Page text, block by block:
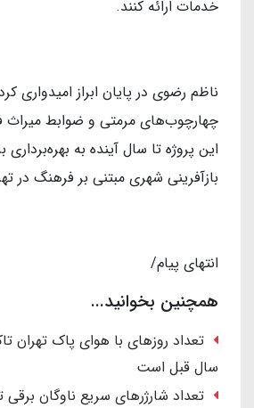
خدمات ارائه کنند.
ناظم رضوی در پایان ابراز امیدواری
چهارچوب‌های مرمتی و ضوابط میراث
این پروژه تا سال آینده به بهره‌برداری
بازآفرینی شهری مبتنی بر فرهنگ در
انتهای پیام/
همچنین بخوانید...
سال قبل است